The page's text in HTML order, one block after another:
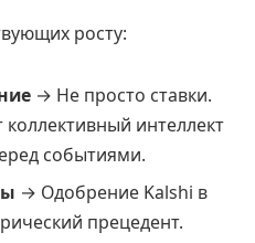
росту:
→ Не просто ставки.
интеллект
событиями.
→ Одобрение Kalshi в
прецедент.